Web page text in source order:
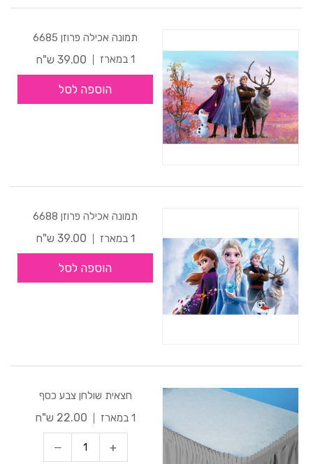
תמונה אכילה פרוזן 6685
1 במארז
39.00 ש"ח
הוספה לסל
תמונה אכילה פרוזן 6688
1 במארז
39.00 ש"ח
הוספה לסל
חצאית שולחן צבע כסף
1 במארז
22.00 ש"ח